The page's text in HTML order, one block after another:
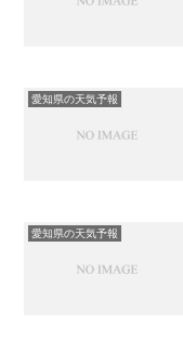
愛知県の天気予報
愛知県の天気予報